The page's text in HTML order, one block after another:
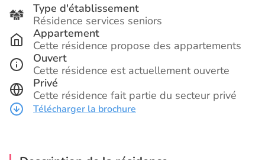
Type d'établissement
Résidence services seniors
Appartement
Cette résidence propose des appartements
Ouvert
Cette résidence est actuellement ouverte
Privé
Cette résidence fait partie du secteur privé
Télécharger la brochure